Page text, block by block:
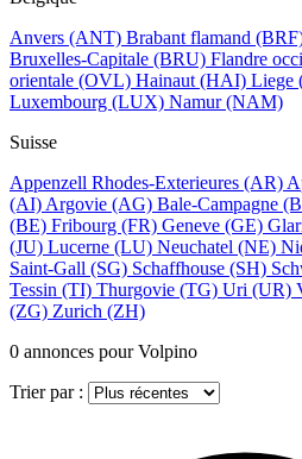
Anvers (ANT) Brabant flamand
Bruxelles-Capitale (BRU) Flandre
orientale (OVL) Hainaut (HAI) Liege
Luxembourg (LUX) Namur(NAM)
Suisse
Appenzell Rhodes-Exterieures (AR)
(AI) Argovie (AG) Bale-Campagne
(BE) Fribourg (FR) Geneve (GE)
(JU) Lucerne (LU) Neuchatel (NE)
Saint-Gall (SG) Schaffhouse (SH)
Tessin (TI) Thurgovie (TG) Uri (UR)
(ZG) Zurich (ZH)
0 annonces pour Volpino
Trier par :